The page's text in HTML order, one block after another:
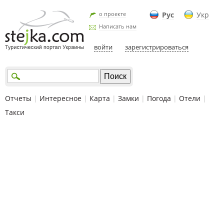
Рус Укр
о проекте
Написать нам
войти зарегистрироваться
Отчеты | Интересное | Карта | Замки | Погода | Отели |
Такси